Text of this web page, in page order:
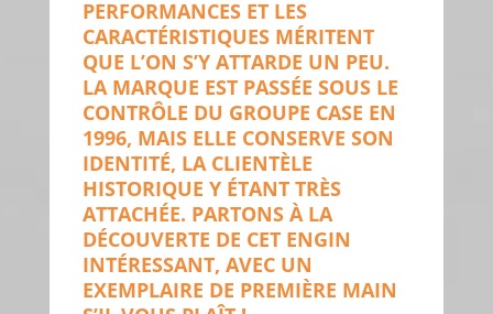
PERFORMANCES ET LES
CARACTÉRISTIQUES MÉRITENT
QUE L’ON S’Y ATTARDE UN PEU.
LA MARQUE EST PASSÉE SOUS LE
CONTRÔLE DU GROUPE CASE EN
1996, MAIS ELLE CONSERVE SON
IDENTITÉ, LA CLIENTÈLE
HISTORIQUE Y ÉTANT TRÈS
ATTACHÉE. PARTONS À LA
DÉCOUVERTE DE CET ENGIN
INTÉRESSANT, AVEC UN
EXEMPLAIRE DE PREMIÈRE MAIN